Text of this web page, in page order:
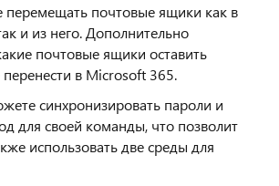
почтовые ящики как в
и из него. Дополнительно
почтовые ящики оставить
перенести в Microsoft 365.
синхронизировать пароли и
для своей команды, что позволит
использовать две среды для